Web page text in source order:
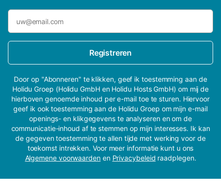
Registreren
Door op "Abonneren" te klikken, geef ik toestemming aan de
Holidu Groep (Holidu GmbH en Holidu Hosts GmbH) om mij de
hierboven genoemde inhoud per e-mail toe te sturen. Hiervoor
geef ik ook toestemming aan de Holidu Groep om mijn e-mail
openings- en klikgegevens te analyseren en om de
communicatie-inhoud af te stemmen op mijn interesses. Ik kan
de gegeven toestemming te allen tijde met werking voor de
toekomst intrekken. Voor meer informatie kunt u ons
Algemene voorwaardenen Privacybeleid raadplegen.